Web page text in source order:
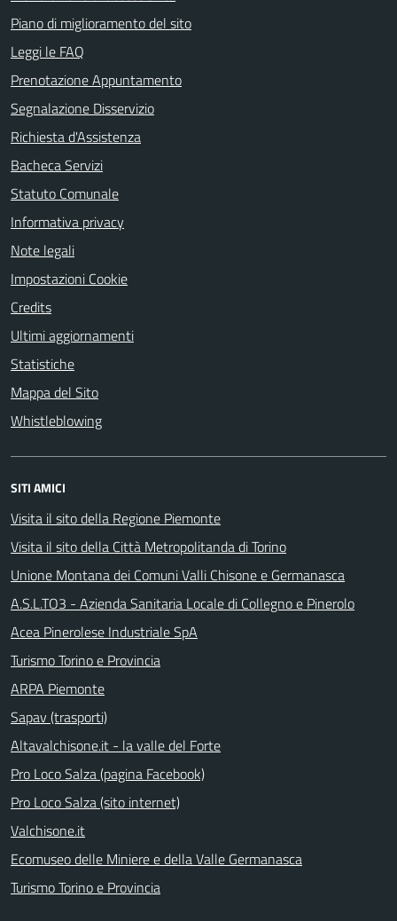
Piano di miglioramento del sito
Leggi le FAQ
Prenotazione Appuntamento
Segnalazione Disservizio
Richiesta d'Assistenza
Bacheca Servizi
Statuto Comunale
Informativa privacy
Note legali
Impostazioni Cookie
Credits
Ultimi aggiornamenti
Statistiche
Mappa del Sito
Whistleblowing
SITI AMICI
Visita il sito della Regione Piemonte
Visita il sito della Città Metropolitanda di Torino
Unione Montana dei Comuni Valli Chisone e Germanasca
A.S.L.TO3 - Azienda Sanitaria Locale di Collegno e Pinerolo
Acea Pinerolese Industriale SpA
Turismo Torino e Provincia
ARPA Piemonte
Sapav (trasporti)
Altavalchisone.it - la valle del Forte
Pro Loco Salza (pagina Facebook)
Pro Loco Salza (sito internet)
Valchisone.it
Ecomuseo delle Miniere e della Valle Germanasca
Turismo Torino e Provincia